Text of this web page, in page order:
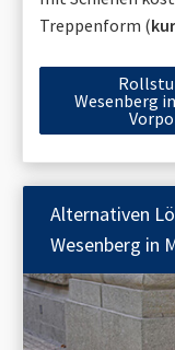
Treppenform (
Wesenberg
Alternativen
Wesenberg in